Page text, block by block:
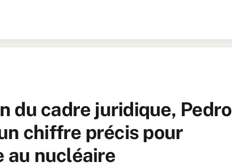
du cadre juridique, Pedro
chiffre précis pour
au nucléaire